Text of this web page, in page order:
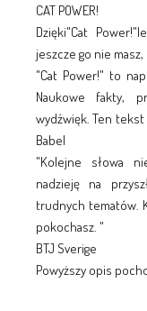
CAT POWER!
Dzięki"Cat
jeszcze go nie
"Cat Power!" to
Naukowe fakty,
wydźwięk. Ten tekst
Babel
"Kolejne słowa
nadzieję na
trudnych tematów.
pokochasz. "
BTJ Sverige
Powyższy opis